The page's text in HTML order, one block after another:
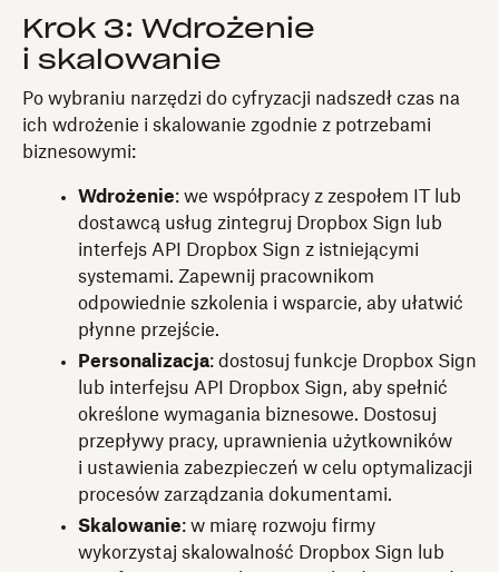
Krok 3: Wdrożenie
i skalowanie
Po wybraniu narzędzi do cyfryzacji nadszedł czas na
ich wdrożenie i skalowanie zgodnie z potrzebami
biznesowymi:
Wdrożenie: we współpracy z zespołem IT lub
dostawcą usług zintegruj Dropbox Sign lub
interfejs API Dropbox Sign z istniejącymi
systemami. Zapewnij pracownikom
odpowiednie szkolenia i wsparcie, aby ułatwić
płynne przejście.
Personalizacja: dostosuj funkcje Dropbox Sign
lub interfejsu API Dropbox Sign, aby spełnić
określone wymagania biznesowe. Dostosuj
przepływy pracy, uprawnienia użytkowników
i ustawienia zabezpieczeń w celu optymalizacji
procesów zarządzania dokumentami.
Skalowanie: w miarę rozwoju firmy
wykorzystaj skalowalność Dropbox Sign lub